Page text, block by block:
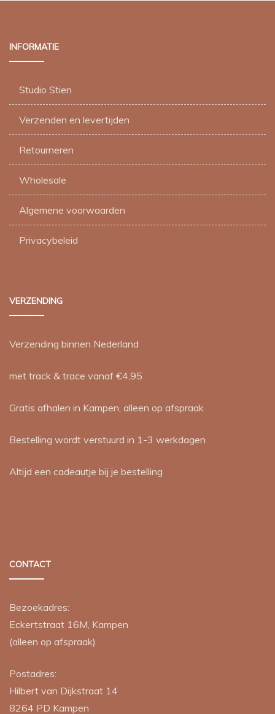
INFORMATIE
Studio Stien
Verzenden en levertijden
Retourneren
Wholesale
Algemene voorwaarden
Privacybeleid
VERZENDING
Verzending binnen Nederland
met track & trace vanaf €4,95
Gratis afhalen in Kampen, alleen op afspraak
Bestelling wordt verstuurd in 1-3 werkdagen
Altijd een cadeautje bij je bestelling
CONTACT
Bezoekadres:
Eckertstraat 16M, Kampen
(alleen op afspraak)
Postadres:
Hilbert van Dijkstraat 14
8264 PD Kampen